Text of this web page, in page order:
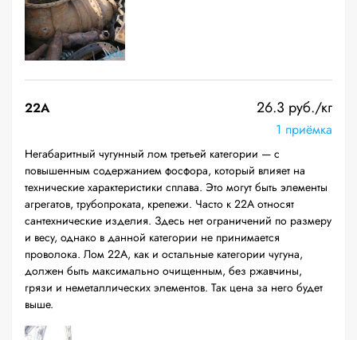
22A 26.3 руб./кг
1 приёмка
Негабаритный чугунный лом третьей категории — с
повышенным содержанием фосфора, который влияет на
технические характеристики сплава. Это могут быть элементы
агрегатов, трубопроката, крепежи. Часто к 22А относят
сантехнические изделия. Здесь нет ограничений по размеру
и весу, однако в данной категории не принимается
проволока. Лом 22А, как и остальные категории чугуна,
должен быть максимально очищенным, без ржавчины,
грязи и неметаллических элементов. Так цена за него будет
выше.